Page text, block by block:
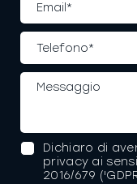
Dichiaro di
privacy ai
2016/679